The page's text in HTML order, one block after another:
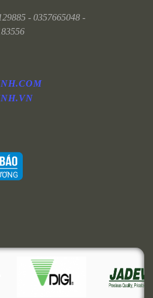
- 0357665048 -